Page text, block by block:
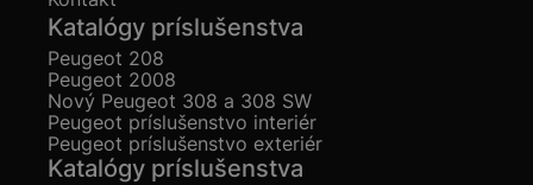
Katalógy príslušenstva
Peugeot 208
Peugeot 2008
Nový Peugeot 308 a 308 SW
Peugeot príslušenstvo interiér
Peugeot príslušenstvo exteriér
Katalógy príslušenstva